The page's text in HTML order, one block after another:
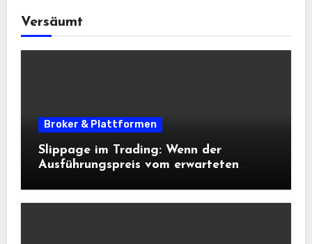
Versäumt
Broker & Plattformen
Slippage im Trading: Wenn der
Ausführungspreis vom erwarteten